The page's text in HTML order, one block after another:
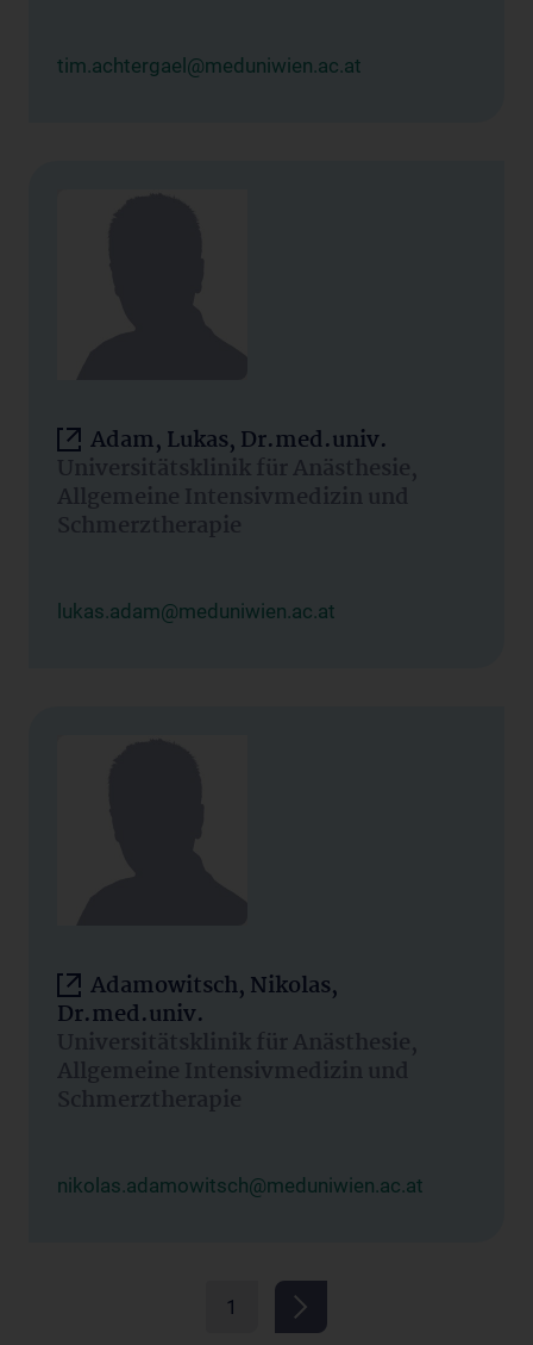
tim.achtergael@meduniwien.ac.at
Adam, Lukas, Dr.med.univ.
Universitätsklinik für Anästhesie,
Allgemeine Intensivmedizin und
Schmerztherapie
lukas.adam@meduniwien.ac.at
Adamowitsch, Nikolas,
Dr.med.univ.
Universitätsklinik für Anästhesie,
Allgemeine Intensivmedizin und
Schmerztherapie
nikolas.adamowitsch@meduniwien.ac.at
1